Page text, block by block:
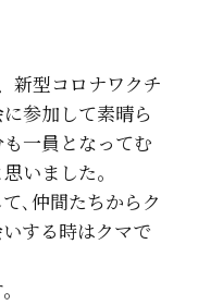
新型コロナワクチ
参加して素晴ら
一員となってむ
いました。
､仲間たちからク
する時はクマで